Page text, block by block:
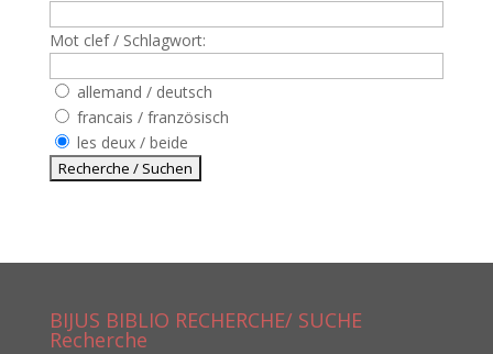
Mot clef / Schlagwort:
allemand / deutsch
francais / französisch
les deux / beide
BIJUS BIBLIO RECHERCHE/ SUCHE
Recherche